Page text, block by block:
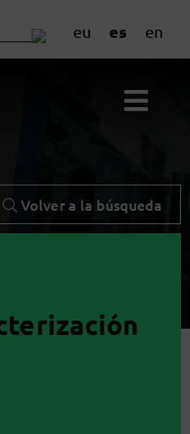
eu es en
Volver a la búsqueda